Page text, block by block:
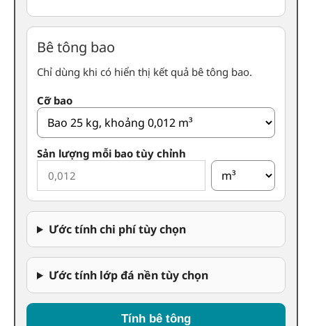
Bê tông bao
Chỉ dùng khi có hiển thị kết quả bê tông bao.
Cỡ bao
Sản lượng mỗi bao tùy chỉnh
Ước tính chi phí tùy chọn
Ước tính lớp đá nền tùy chọn
Tính bê tông